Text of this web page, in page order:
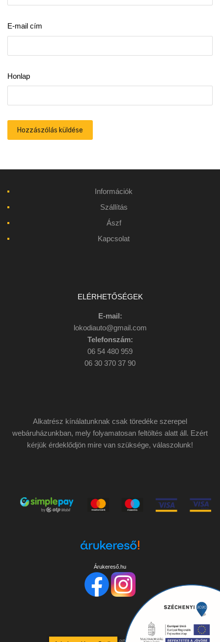
E-mail cím
Honlap
Információk
Szállítás
Ászf
Kapcsolat
ELÉRHETŐSÉGEK
E-mail:
lokodiauto@gmail.com
Telefonszám:
06 54 480 959
06 30 370 37 90
Alkatrész kínálatunknak csak töredéke szerepel
webáruházunkban, mely folyamatosan feltöltés alatt áll. Ezért
kérjük érdeklődjön mire van szüksége, válaszolunk!
Árukereső.hu